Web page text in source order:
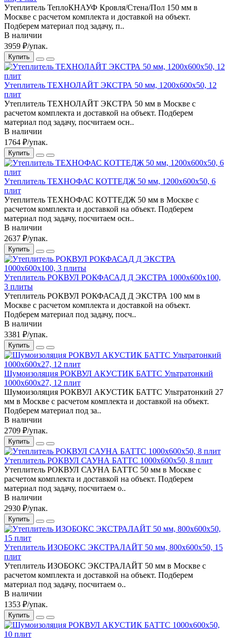
Утеплитель ТеплоКНАУФ Кровля/Стена/Пол 150 мм в
Москве с расчетом комплекта и доставкой на объект.
Подберем материал под задачу, п..
В наличии
3959 ₽/упак.
Купить
Утеплитель ТЕХНОЛАЙТ ЭКСТРА 50 мм, 1200x600x50, 12
плит
Утеплитель ТЕХНОЛАЙТ ЭКСТРА 50 мм в Москве с
расчетом комплекта и доставкой на объект. Подберем
материал под задачу, посчитаем осн..
В наличии
1764 ₽/упак.
Купить
Утеплитель ТЕХНОФАС КОТТЕДЖ 50 мм, 1200x600x50, 6
плит
Утеплитель ТЕХНОФАС КОТТЕДЖ 50 мм в Москве с
расчетом комплекта и доставкой на объект. Подберем
материал под задачу, посчитаем осн..
В наличии
2637 ₽/упак.
Купить
Утеплитель РОКВУЛ РОКФАСАД Д ЭКСТРА 1000x600x100,
3 плиты
Утеплитель РОКВУЛ РОКФАСАД Д ЭКСТРА 100 мм в
Москве с расчетом комплекта и доставкой на объект.
Подберем материал под задачу, посч..
В наличии
3381 ₽/упак.
Купить
Шумоизоляция РОКВУЛ АКУСТИК БАТТС Ультратонкий
1000x600x27, 12 плит
Шумоизоляция РОКВУЛ АКУСТИК БАТТС Ультратонкий 27
мм в Москве с расчетом комплекта и доставкой на объект.
Подберем материал под за..
В наличии
2709 ₽/упак.
Купить
Утеплитель РОКВУЛ САУНА БАТТС 1000x600x50, 8 плит
Утеплитель РОКВУЛ САУНА БАТТС 50 мм в Москве с
расчетом комплекта и доставкой на объект. Подберем
материал под задачу, посчитаем о..
В наличии
2930 ₽/упак.
Купить
Утеплитель ИЗОБОКС ЭКСТРАЛАЙТ 50 мм, 800x600x50, 15
плит
Утеплитель ИЗОБОКС ЭКСТРАЛАЙТ 50 мм в Москве с
расчетом комплекта и доставкой на объект. Подберем
материал под задачу, посчитаем о..
В наличии
1353 ₽/упак.
Купить